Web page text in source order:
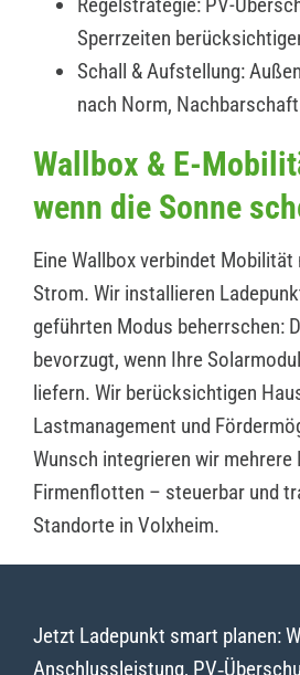
Regelstrategie: PV-
Sperrzeiten
Schall & Aufstellung:
nach Norm,
Wallbox & E-
wenn die Sonne
Eine Wallbox verbindet
Strom. Wir installieren
geführten Modus beherrschen:
bevorzugt, wenn Ihre
liefern. Wir berücksichtigen
Lastmanagement und
Wunsch integrieren wir mehrere
Firmenflotten – steuerbar und
Standorte in Volxheim.
Jetzt Ladepunkt smart planen:
Anschlussleistung,